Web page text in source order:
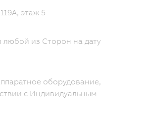
этаж 5
любой из Сторон на дату
оборудование,
с Индивидуальным